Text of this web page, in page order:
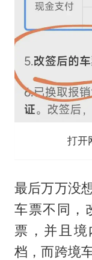
打开
最后万万没
车票不同，
票，并且境
档，而跨境